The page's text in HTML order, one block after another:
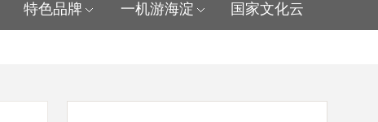
特色品牌 一机游海淀 国家文化云